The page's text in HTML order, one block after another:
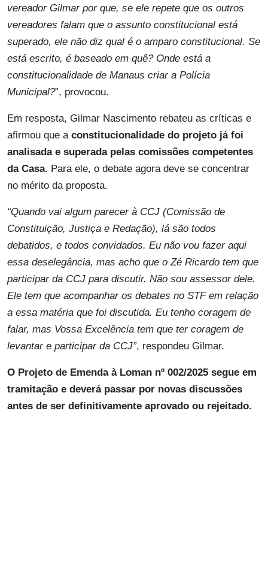
vereador Gilmar por que, se ele repete que os outros
vereadores falam que o assunto constitucional está
superado, ele não diz qual é o amparo constitucional. Se
está escrito, é baseado em quê? Onde está a
constitucionalidade de Manaus criar a Polícia
Municipal?”, provocou.
Em resposta, Gilmar Nascimento rebateu as críticas e
afirmou que a constitucionalidade do projeto já foi
analisada e superada pelas comissões competentes
da Casa. Para ele, o debate agora deve se concentrar
no mérito da proposta.
“Quando vai algum parecer à CCJ (Comissão de
Constituição, Justiça e Redação), lá são todos
debatidos, e todos convidados. Eu não vou fazer aqui
essa deselegância, mas acho que o Zé Ricardo tem que
participar da CCJ para discutir. Não sou assessor dele.
Ele tem que acompanhar os debates no STF em relação
a essa matéria que foi discutida. Eu tenho coragem de
falar, mas Vossa Excelência tem que ter coragem de
levantar e participar da CCJ”, respondeu Gilmar.
O Projeto de Emenda à Loman nº 002/2025 segue em
tramitação e deverá passar por novas discussões
antes de ser definitivamente aprovado ou rejeitado.